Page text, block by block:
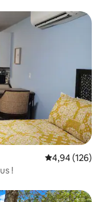
Évaluation
4,94 (126)
!